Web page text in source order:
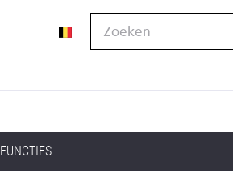
Zoeken
FUNCTIES